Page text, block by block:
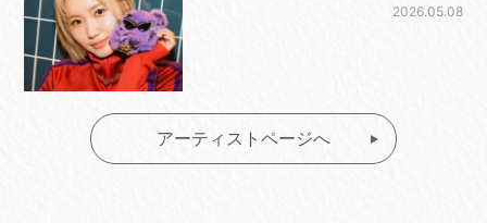
2026.05.08
アーティストページへ